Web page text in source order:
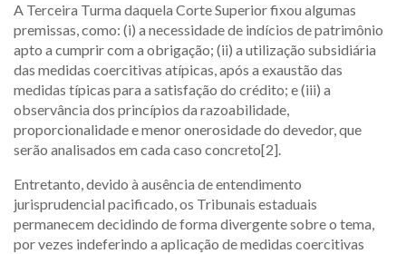
A Terceira Turma daquela Corte Superior fixou algumas
premissas, como: (i) a necessidade de indícios de patrimônio
apto a cumprir com a obrigação; (ii) a utilização subsidiária
das medidas coercitivas atípicas, após a exaustão das
medidas típicas para a satisfação do crédito; e (iii) a
observância dos princípios da razoabilidade,
proporcionalidade e menor onerosidade do devedor, que
serão analisados em cada caso concreto[2].
Entretanto, devido à ausência de entendimento
jurisprudencial pacificado, os Tribunais estaduais
permanecem decidindo de forma divergente sobre o tema,
por vezes indeferindo a aplicação de medidas coercitivas